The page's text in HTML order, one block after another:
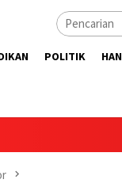
POLITIK